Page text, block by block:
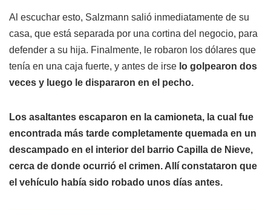
Al escuchar esto, Salzmann salió inmediatamente de su
casa, que está separada por una cortina del negocio, para
defender a su hija. Finalmente, le robaron los dólares que
tenía en una caja fuerte, y antes de irse lo golpearon dos
veces y luego le dispararon en el pecho.
Los asaltantes escaparon en la camioneta, la cual fue
encontrada más tarde completamente quemada en un
descampado en el interior del barrio Capilla de Nieve,
cerca de donde ocurrió el crimen. Allí constataron que
el vehículo había sido robado unos días antes.